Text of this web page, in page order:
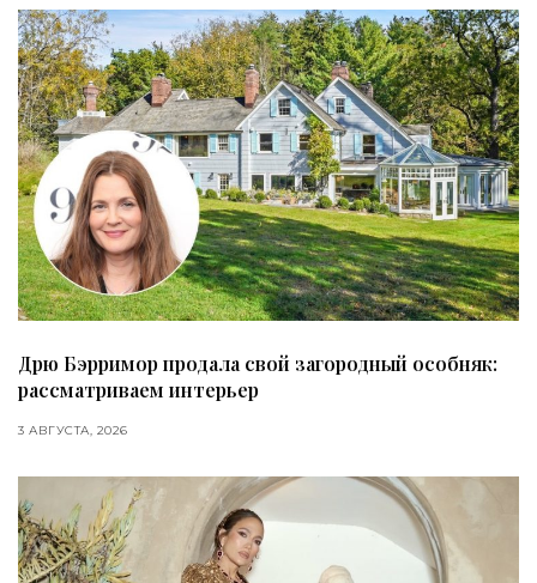
Дрю Бэрримор продала свой загородный особняк:
рассматриваем интерьер
3 АВГУСТА, 2026